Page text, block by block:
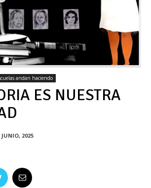
andan haciendo
ES NUESTRA
JUNIO, 2025